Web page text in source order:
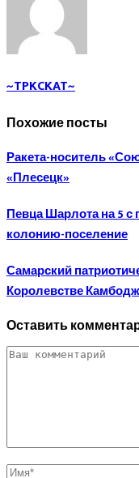
~TPKCKAT~
Похожие посты
Ракета-носитель
«Плесецк»
Певца Шарлота на 5 с
колонию-поселение
Самарский
Королевстве
Оставить